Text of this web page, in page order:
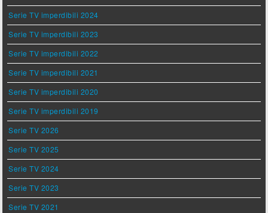
Serie TV imperdibili 2024
Serie TV imperdibili 2023
Serie TV imperdibili 2022
Serie TV imperdibili 2021
Serie TV imperdibili 2020
Serie TV imperdibili 2019
Serie TV 2026
Serie TV 2025
Serie TV 2024
Serie TV 2023
Serie TV 2021